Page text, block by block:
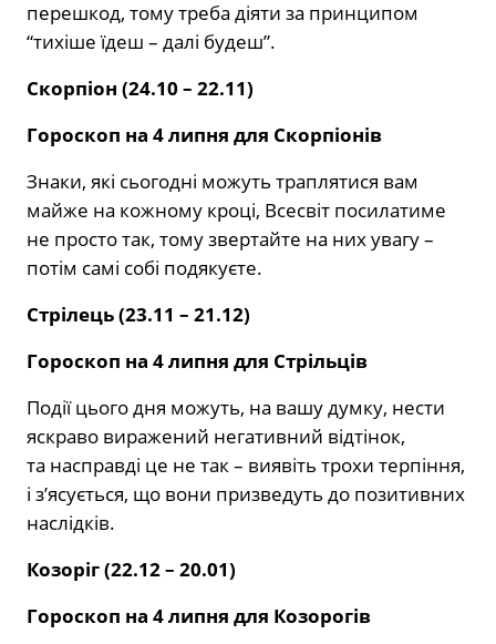
перешкод, тому треба діяти за принципом
“тихіше їдеш – далі будеш”.
Скорпіон (24.10 – 22.11)
Гороскоп на 4 липня для Скорпіонів
Знаки, які сьогодні можуть траплятися вам
майже на кожному кроці, Всесвіт посилатиме
не просто так, тому звертайте на них увагу –
потім самі собі подякуєте.
Стрілець (23.11 – 21.12)
Гороскоп на 4 липня для Стрільців
Події цього дня можуть, на вашу думку, нести
яскраво виражений негативний відтінок,
та насправді це не так – виявіть трохи терпіння,
і з’ясується, що вони призведуть до позитивних
наслідків.
Козоріг (22.12 – 20.01)
Гороскоп на 4 липня для Козорогів